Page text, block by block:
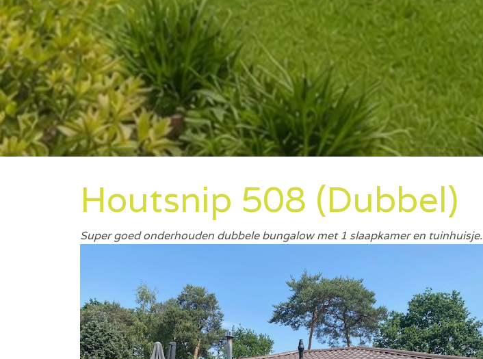
Houtsnip 508 (Dubbel)
Super goed onderhouden dubbele bungalow met 1 slaapkamer en tuinhuisje.